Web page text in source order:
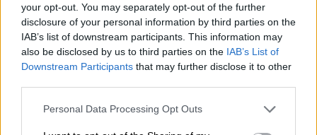
your opt-out. You may separately opt-out of the further
disclosure of your personal information by third parties on the
IAB’s list of downstream participants. This information may
also be disclosed by us to third parties on the IAB’s List of
Downstream Participants that may further disclose it to other
Personal Data Processing Opt Outs
Εορτασμός της Μεταμόρφωσης στο «χωριό
των Λαρισαίων» στην Ουγκάντα με νέα
ομαδική βάπτιση